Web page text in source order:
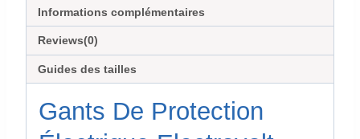
Informations complémentaires
Reviews(0)
Guides des tailles
Gants De Protection